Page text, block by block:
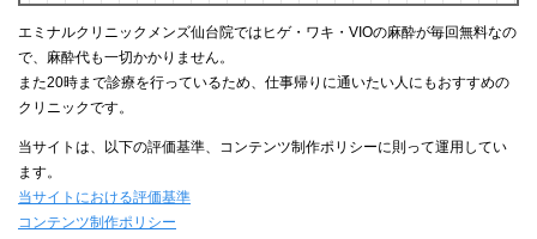
エミナルクリニックメンズ仙台院ではヒゲ・ワキ・VIOの麻酔が毎回無料なの
で、麻酔代も一切かかりません。
また20時まで診療を行っているため、仕事帰りに通いたい人にもおすすめの
クリニックです。
当サイトは、以下の評価基準、コンテンツ制作ポリシーに則って運用してい
ます。
当サイトにおける評価基準
コンテンツ制作ポリシー